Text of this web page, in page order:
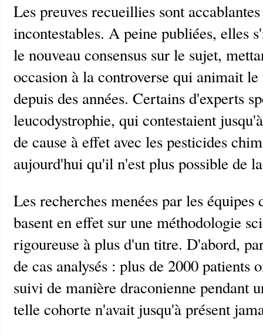
Les preuves recueillies sont
incontestables. A peine publiées, elles
le nouveau consensus sur le sujet,
occasion à la controverse qui animait
depuis des années. Certains d'experts
leucodystrophie, qui contestaient
de cause à effet avec les pesticides
aujourd'hui qu'il n'est plus possible de
Les recherches menées par les
basent en effet sur une méthodologie
rigoureuse à plus d'un titre. D'abord,
de cas analysés : plus de 2000 patients
suivi de manière draconienne pendant
telle cohorte n'avait jusqu'à présent